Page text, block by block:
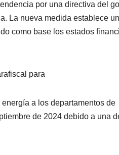
por una directiva del
La nueva medida establece
como base los estados
para
a los departamentos de
de 2024 debido a una